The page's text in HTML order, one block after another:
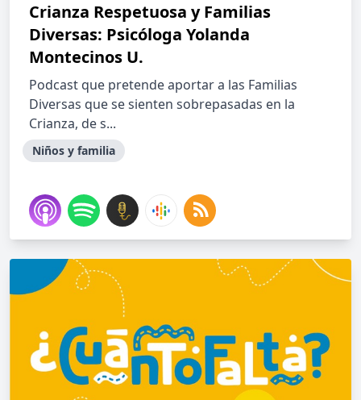
Crianza Respetuosa y Familias
Diversas: Psicóloga Yolanda
Montecinos U.
Podcast que pretende aportar a las Familias
Diversas que se sienten sobrepasadas en la
Crianza, de s...
Niños y familia